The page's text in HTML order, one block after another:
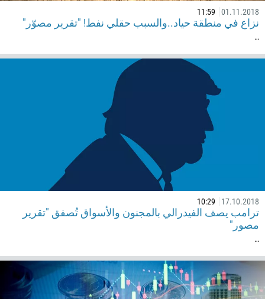
01.11.2018
11:59
نزاع في منطقة حياد..والسبب حقلي نفط! "تقرير مصوّر"
…
17.10.2018
10:29
ترامب يصف الفيدرالي بالمجنون والأسواق تُصفق "تقرير
مصور"
…